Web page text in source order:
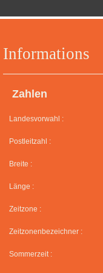
Informations
Zahlen
Landesvorwahl :
Postleitzahl :
Breite :
Länge :
Zeitzone :
Zeitzonenbezeichner :
Sommerzeit :